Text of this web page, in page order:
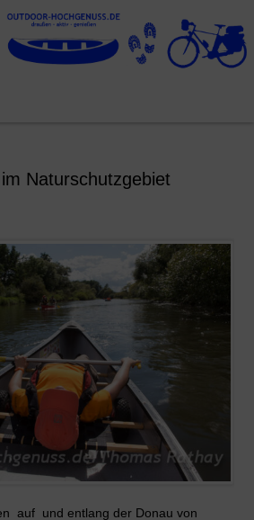
Naturschutzgebiet
auf und entlang der Donau von